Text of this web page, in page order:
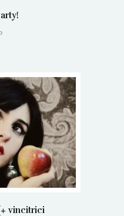
vincitrici